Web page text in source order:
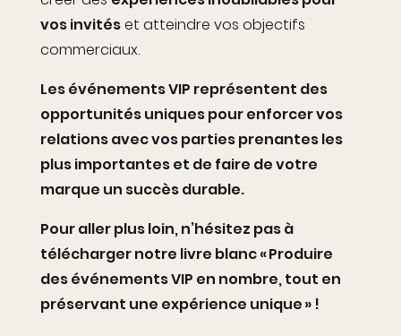
vos invitéset atteindre vos objectifs
commerciaux.
Les événements VIP représentent des
opportunités uniques pour enforcer vos
relations avec vos parties prenantes les
plus importantes et de faire de votre
marque un succès durable.
Pour aller plus loin, n’hésitez pas à
télécharger notre livre blanc « Produire
des événements VIP en nombre, tout en
préservant une expérience unique » !